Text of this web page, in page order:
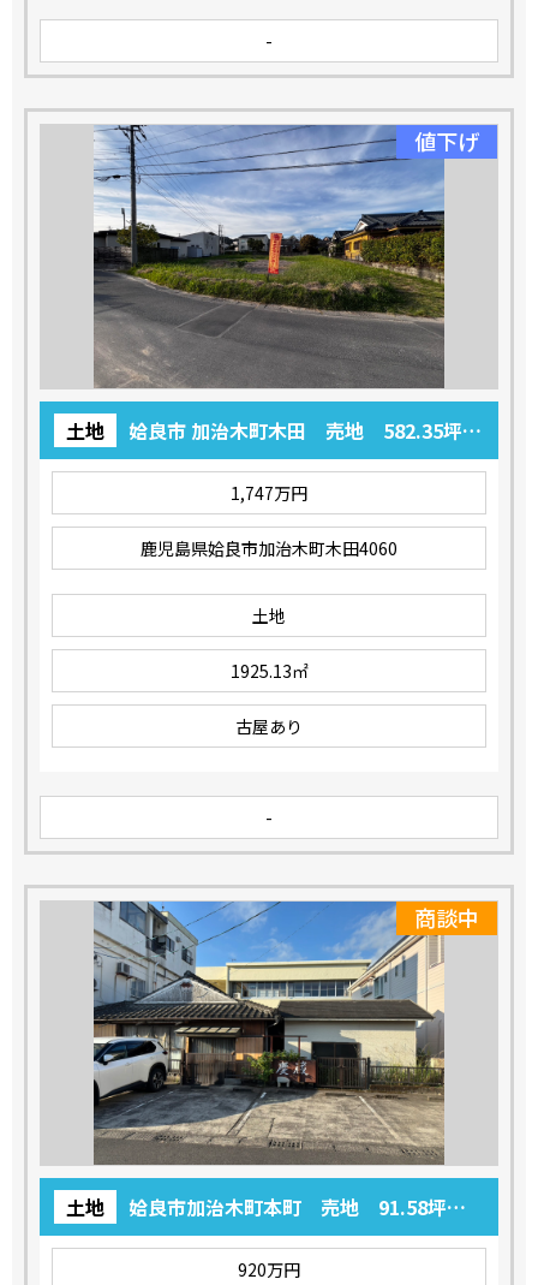
-
値下げ
土地
姶良市 加治木町木田 売地 582.35坪
1,747万円
1,747万円
鹿児島県姶良市加治木町木田4060
土地
1925.13㎡
古屋あり
-
商談中
土地
姶良市加治木町本町 売地 91.58坪
920万円
920万円